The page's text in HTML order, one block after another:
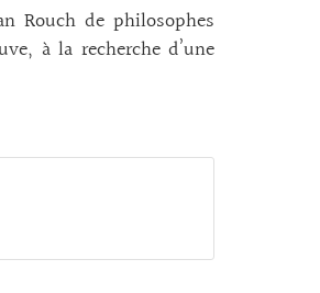
Rouch de philosophes
à la recherche d’une